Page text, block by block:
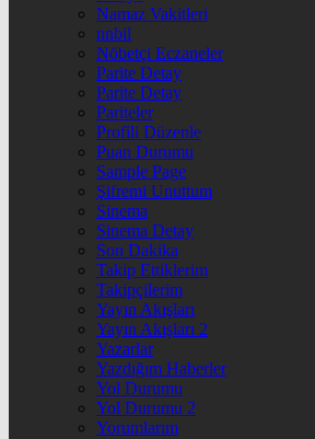
Namaz Vakitleri
nnbil
Nöbetçi Eczaneler
Parite Detay
Parite Detay
Pariteler
Profili Düzenle
Puan Durumu
Sample Page
Şifremi Unuttum
Sinema
Sinema Detay
Son Dakika
Takip Ettiklerim
Takipçilerim
Yayın Akışları
Yayın Akışları 2
Yazarlar
Yazdığım Haberler
Yol Durumu
Yol Durumu 2
Yorumlarım